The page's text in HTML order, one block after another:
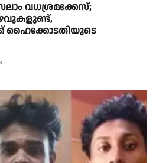
വധശ്രമക്കേസ്;
ഹൈക്കോടതിയുടെ